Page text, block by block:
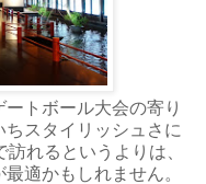
トボール大会の寄り
スタイリッシュさに
れるというよりは、
適かもしれません。